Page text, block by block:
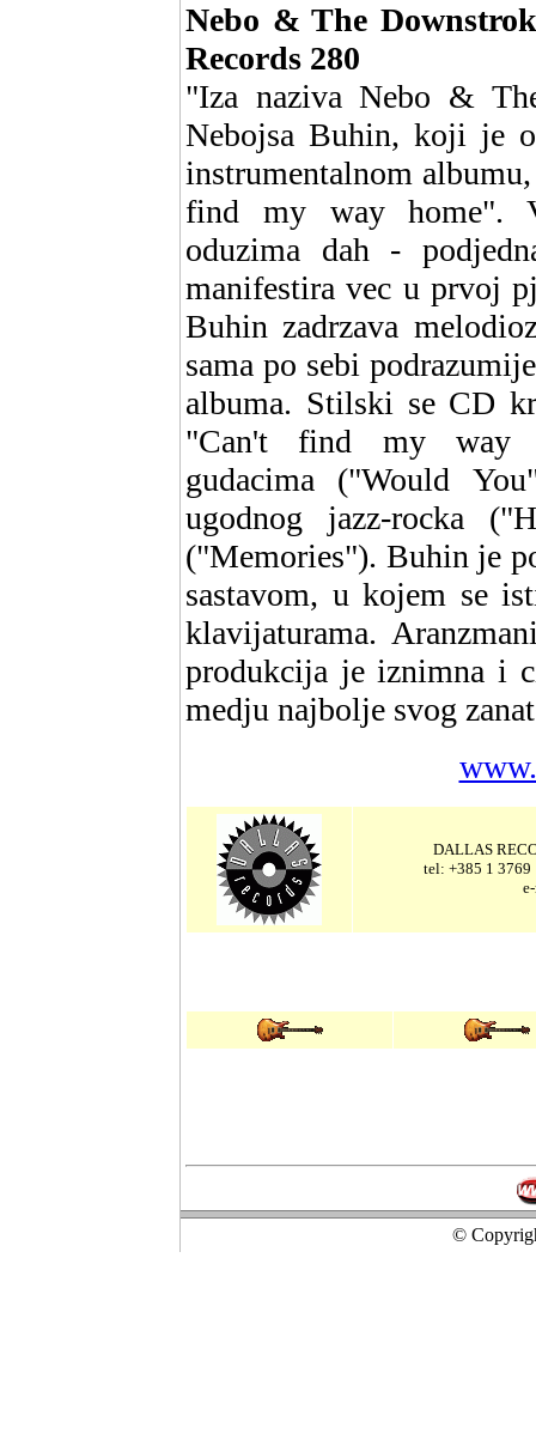
Nebo & The
Records 280
"Iza naziva Nebo &
Nebojsa Buhin, koji je
instrumentalnom
find my way home".
oduzima dah -
manifestira vec u prvoj
Buhin zadrzava
sama po sebi
albuma. Stilski se CD
"Can't find my way
gudacima ("Would
ugodnog jazz-rocka
("Memories"). Buhin je
sastavom, u kojem se
klavijaturama.
produkcija je iznimna i
medju najbolje svog
DALLAS
tel: +385 1 3769
©